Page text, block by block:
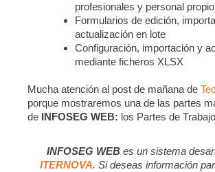
profesionales y personal
Formularios de edición,
actualización en lote
Configuración, importación y
mediante ficheros XLSX
Mucha atención al post de mañana de
porque mostraremos una de las partes
de INFOSEG WEB: los Partes de
INFOSEG WEB es un sistema
ITERNOVA. Si deseas información